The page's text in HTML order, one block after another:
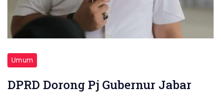
Umum
DPRD Dorong Pj Gubernur Jabar